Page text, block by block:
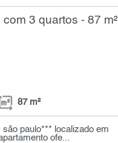
3 quartos - 87 m²
87 m²
paulo*** localizado em
ofe...